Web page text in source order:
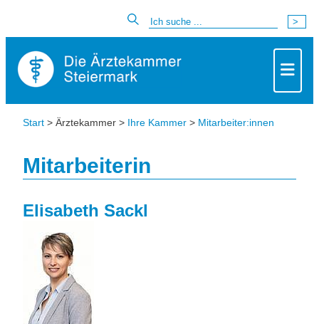
Start > Ärztekammer > Ihre Kammer > Mitarbeiter:innen
Mitarbeiterin
Elisabeth Sackl